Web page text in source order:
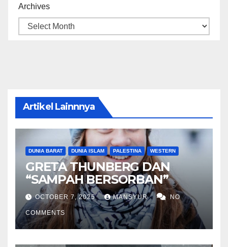
Archives
Artikel Lainnnya
DUNIA BARAT DUNIA ISLAM PALESTINA WESTERN
GRETA THUNBERG DAN
“SAMPAH BERSORBAN”
OCTOBER 7, 2025 MANSYUR NO
COMMENTS